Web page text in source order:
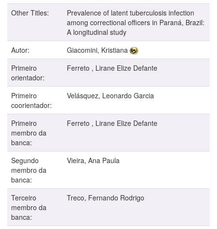
Other Titles:
Prevalence of latent tuberculosis infection
among correctional officers in Paraná, Brazil:
A longitudinal study
Autor:
Giacomini, Kristiana
Primeiro
orientador:
Ferreto , Lirane Elize Defante
Primeiro
coorientador:
Velásquez, Leonardo Garcia
Primeiro
membro da
banca:
Ferreto , Lirane Elize Defante
Segundo
membro da
banca:
Vieira, Ana Paula
Terceiro
membro da
banca:
Treco, Fernando Rodrigo